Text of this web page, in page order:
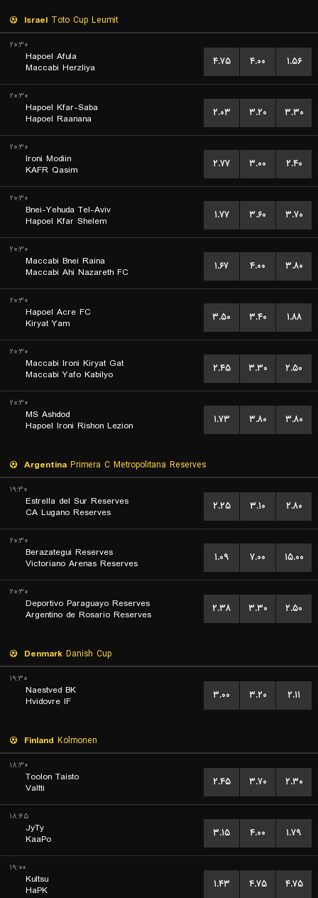
Israel Toto Cup Leumit
۲۰:۳۰
Hapoel Afula
Maccabi Herzliya
۴.۷۵ ۴.۰۰ ۱.۵۶
۲۰:۳۰
Hapoel Kfar-Saba
Hapoel Raanana
۲.۰۳ ۳.۲۰ ۳.۳۰
۲۰:۳۰
Ironi Modiin
KAFR Qasim
۲.۷۷ ۳.۰۰ ۲.۴۰
۲۰:۳۰
Bnei-Yehuda Tel-Aviv
Hapoel Kfar Shelem
۱.۷۷ ۳.۶۰ ۳.۷۰
۲۰:۳۰
Maccabi Bnei Raina
Maccabi Ahi Nazareth FC
۱.۶۷ ۴.۰۰ ۳.۸۰
۲۰:۳۰
Hapoel Acre FC
Kiryat Yam
۳.۵۰ ۳.۴۰ ۱.۸۸
۲۰:۳۰
Maccabi Ironi Kiryat Gat
Maccabi Yafo Kabilyo
۲.۴۵ ۳.۳۰ ۲.۵۰
۲۰:۳۰
MS Ashdod
Hapoel Ironi Rishon Lezion
۱.۷۳ ۳.۸۰ ۳.۸۰
Argentina Primera C Metropolitana Reserves
۱۹:۳۰
Estrella del Sur Reserves
CA Lugano Reserves
۲.۲۵ ۳.۱۰ ۲.۸۰
۲۰:۳۰
Berazategui Reserves
Victoriano Arenas Reserves
۱.۰۹ ۷.۰۰ ۱۵.۰۰
۲۰:۳۰
Deportivo Paraguayo Reserves
Argentino de Rosario Reserves
۲.۳۸ ۳.۳۰ ۲.۵۰
Denmark Danish Cup
۱۹:۳۰
Naestved BK
Hvidovre IF
۳.۰۰ ۳.۲۰ ۲.۱۱
Finland Kolmonen
۱۸:۳۰
Toolon Taisto
Valtti
۲.۴۵ ۳.۷۰ ۲.۳۰
۱۸:۴۵
JyTy
KaaPo
۳.۱۵ ۴.۰۰ ۱.۷۹
۱۹:۰۰
Kultsu
HaPK
۱.۴۳ ۴.۷۵ ۴.۷۵